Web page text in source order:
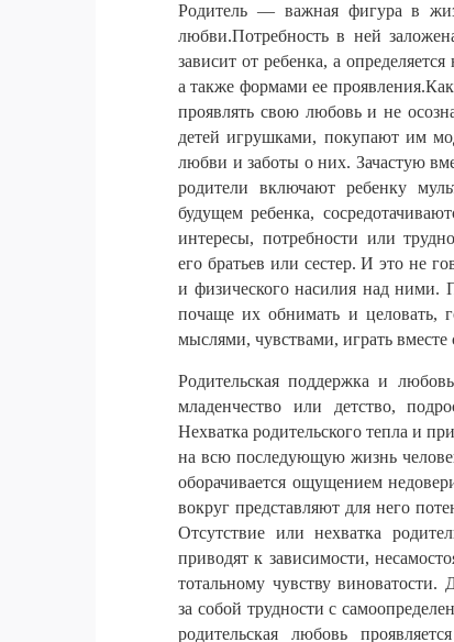
Родитель — важная фигура в
любви.Потребность в ней
зависит от ребенка, а определяется
а также формами ее проявления.Как
проявлять свою любовь и не
детей игрушками, покупают им
любви и заботы о них. Зачастую
родители
включают ребенку
будущем ребенка,
интересы, потребности или
его братьев или сестер.И это не
и физического насилия над ними.
почаще их обнимать и целовать,
мыслями, чувствами, играть вместе
Родительская поддержка и любовь
младенчество
или детство,
Нехватка родительского тепла и
на всю последующую жизнь
оборачивается ощущением
вокруг представляют для него
Отсутствие или нехватка
приводят к зависимости,
тотальному чувству виноватости.
за собой трудности с
родительскаялюбовь проявляется